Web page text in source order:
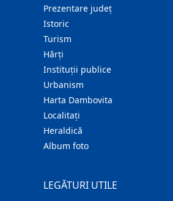
Prezentare judeţ
Istoric
Turism
Hărţi
Instituţii publice
Urbanism
Harta Dambovita
Localitaţi
Heraldică
Album foto
LEGĂTURI UTILE